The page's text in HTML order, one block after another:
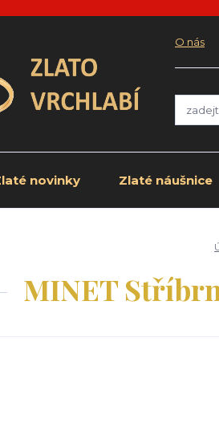
O nás
novinky Zlaté náušnice
MINET